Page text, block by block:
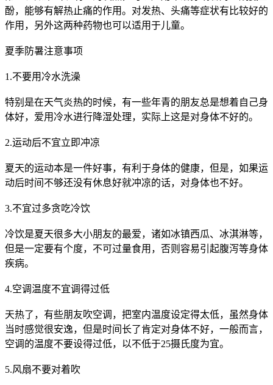
酚，能够有解热止痛的作用。对发热、头痛等症状有比较好的
作用，另外这两种药物也可以适用于儿童。
夏季防暑注意事项
1.不要用冷水洗澡
特别是在天气炎热的时候，有一些年青的朋友总是想着自己身
体好，爱用冷水进行降湿处理，实际上这是对身体不好的。
2.运动后不宜立即冲凉
夏天的运动本是一件好事，有利于身体的健康，但是，如果运
动后时间不够还没有休息好就冲凉的话，对身体也不好。
3.不宜过多贪吃冷饮
冷饮是夏天很多大小朋友的最爱，诸如冰镇西瓜、冰淇淋等，
但是一定要有个度，不可过量食用，否则容易引起腹泻等身体
疾病。
4.空调温度不宜调得过低
天热了，有些朋友吹空调，把室内温度设定得太低，虽然身体
当时感觉很安逸，但是时间长了肯定对身体不好，一般而言，
空调的温度不要设得过低，以不低于25摄氏度为宜。
5.风扇不要对着吹